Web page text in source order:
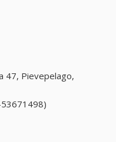
47, Pievepelago,